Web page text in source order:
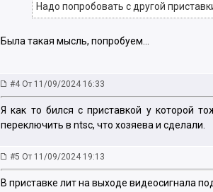
Надо попробовать с другой
Была такая мысль, попробуем...
#4 От 11/09/2024 16:33
Я как то бился с приставкой у которой
переключить в ntsc, что хозяева и сделали.
#5 От 11/09/2024 19:13
В приставке лит на выходе видеосигнала